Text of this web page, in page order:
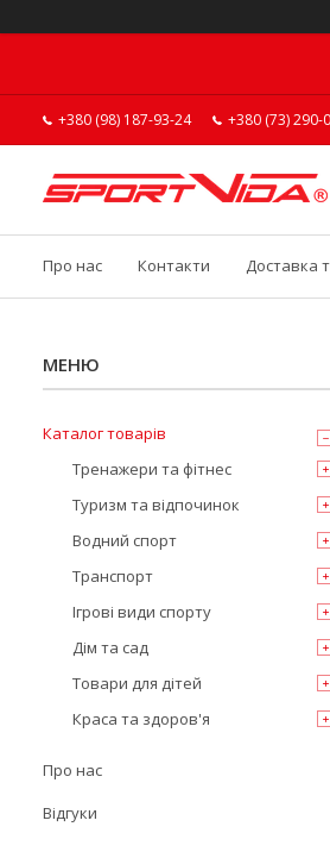
+380 (98) 187-93-24 +380 (73) 290-
Про нас Контакти Доставка
Каталог товарів
Тренажери та фітнес
Туризм та відпочинок
Водний спорт
Транспорт
Ігрові види спорту
Дім та сад
Товари для дітей
Краса та здоров'я
Про нас
Відгуки